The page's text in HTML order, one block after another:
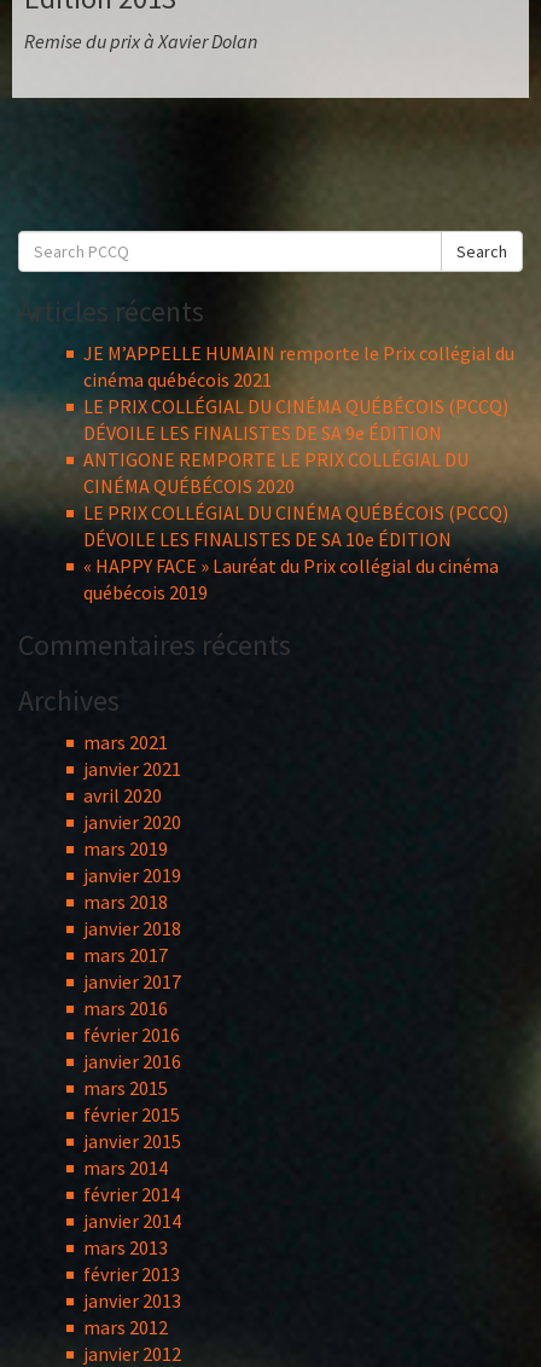
Remise du prix à Xavier Dolan
Search
for:
Search
Articles récents
JE M’APPELLE HUMAIN remporte le Prix collégial du
cinéma québécois 2021
LE PRIX COLLÉGIAL DU CINÉMA QUÉBÉCOIS (PCCQ)
DÉVOILE LES FINALISTES DE SA 9e ÉDITION
ANTIGONE REMPORTE LE PRIX COLLÉGIAL DU
CINÉMA QUÉBÉCOIS 2020
LE PRIX COLLÉGIAL DU CINÉMA QUÉBÉCOIS (PCCQ)
DÉVOILE LES FINALISTES DE SA 10e ÉDITION
« HAPPY FACE » Lauréat du Prix collégial du cinéma
québécois 2019
Commentaires récents
Archives
mars 2021
janvier 2021
avril 2020
janvier 2020
mars 2019
janvier 2019
mars 2018
janvier 2018
mars 2017
janvier 2017
mars 2016
février 2016
janvier 2016
mars 2015
février 2015
janvier 2015
mars 2014
février 2014
janvier 2014
mars 2013
février 2013
janvier 2013
mars 2012
janvier 2012